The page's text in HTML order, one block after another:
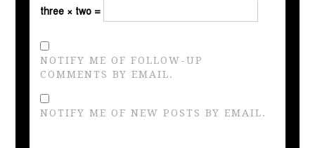
three × two =
NOTIFY ME OF FOLLOW-UP
COMMENTS BY EMAIL.
NOTIFY ME OF NEW POSTS BY EMAIL.